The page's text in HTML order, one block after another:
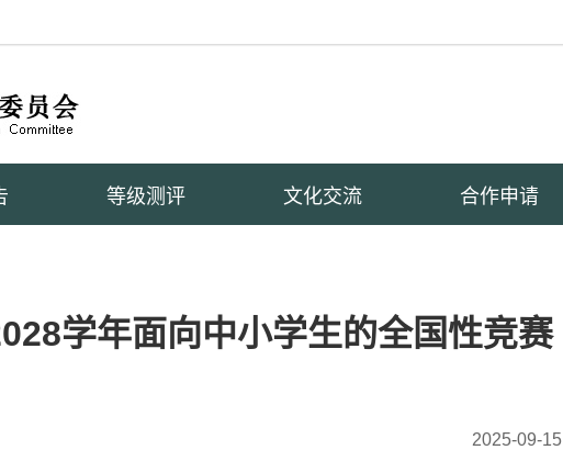
等级测评 文化交流 合作申请
学年面向中小学生的全国性竞赛
2025-09-15